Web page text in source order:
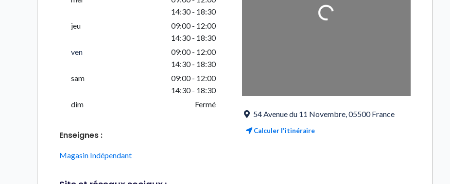
14:30 - 18:30
jeu
09:00 - 12:00
14:30 - 18:30
ven
09:00 - 12:00
14:30 - 18:30
sam
09:00 - 12:00
14:30 - 18:30
dim
Fermé
Enseignes :
Magasin Indépendant
Loading...
54 Avenue du 11 Novembre,05500France
Calculer l'itinéraire